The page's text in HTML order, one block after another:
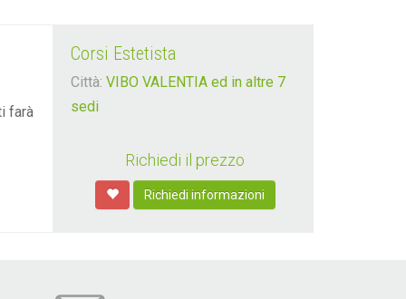
farà
Corsi Estetista
Città: VIBO VALENTIA ed in altre 7
sedi
Richiedi il prezzo
Richiedi informazioni